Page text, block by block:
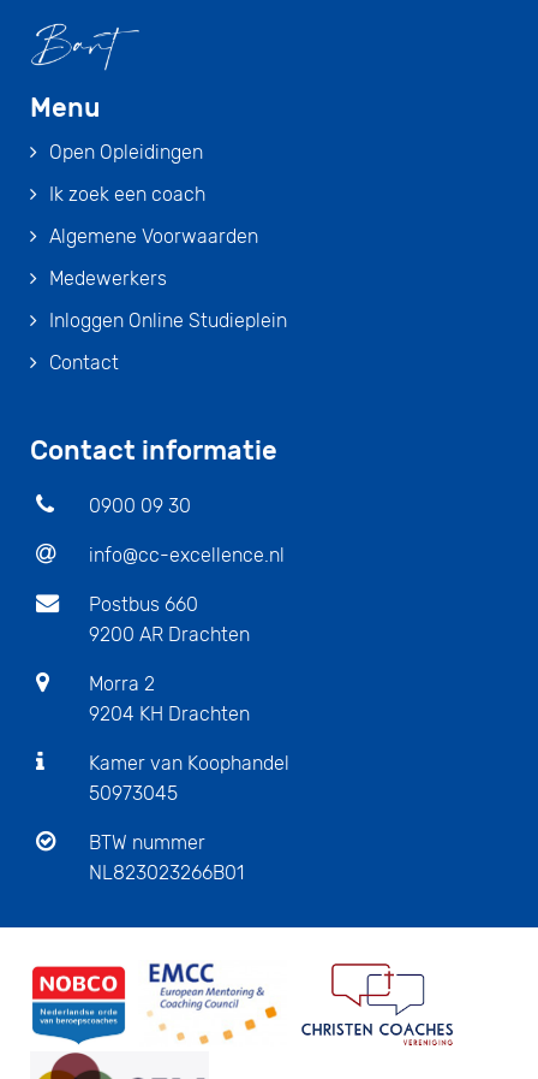
Menu
Open Opleidingen
Ik zoek een coach
Algemene Voorwaarden
Medewerkers
Inloggen Online Studieplein
Contact
Contact informatie
0900 09 30
info@cc-excellence.nl
Postbus 660
9200 AR Drachten
Morra 2
9204 KH Drachten
Kamer van Koophandel
50973045
BTW nummer
NL823023266B01